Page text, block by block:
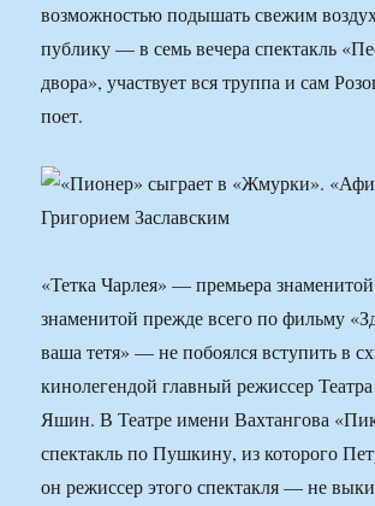
возможностью подышать свежим
публику — в семь вечера спектакль
двора», участвует вся труппа и сам
поет.
«Тетка Чарлея» — премьера
знаменитой прежде всего по фильму
ваша тетя» — не побоялся вступить в
кинолегендой главный режиссер
Яшин. В Театре имени Вахтангова
спектакль по Пушкину, из которого
он режиссер этого спектакля — не